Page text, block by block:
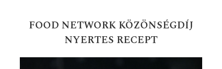
FOOD NETWORK KÖZÖNSÉGDÍJ
NYERTES RECEPT